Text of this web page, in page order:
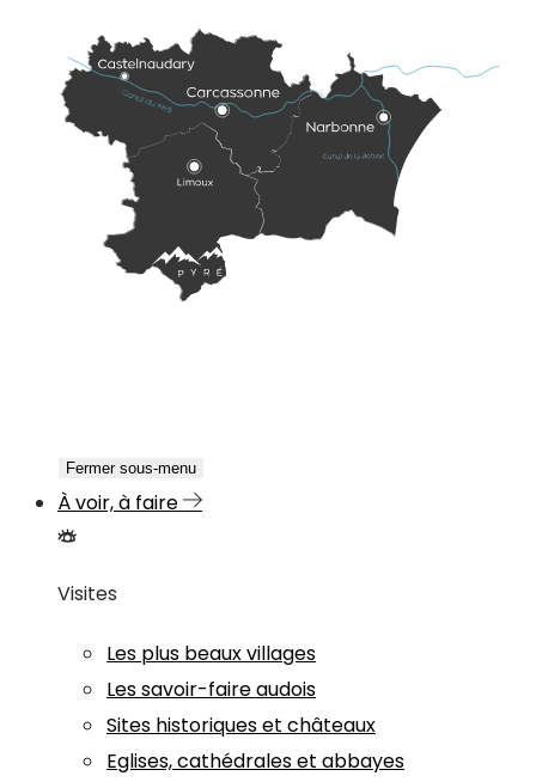
Fermer sous-menu
À voir, à faire
Visites
Les plus beaux villages
Les savoir-faire audois
Sites historiques et châteaux
Eglises, cathédrales et abbayes